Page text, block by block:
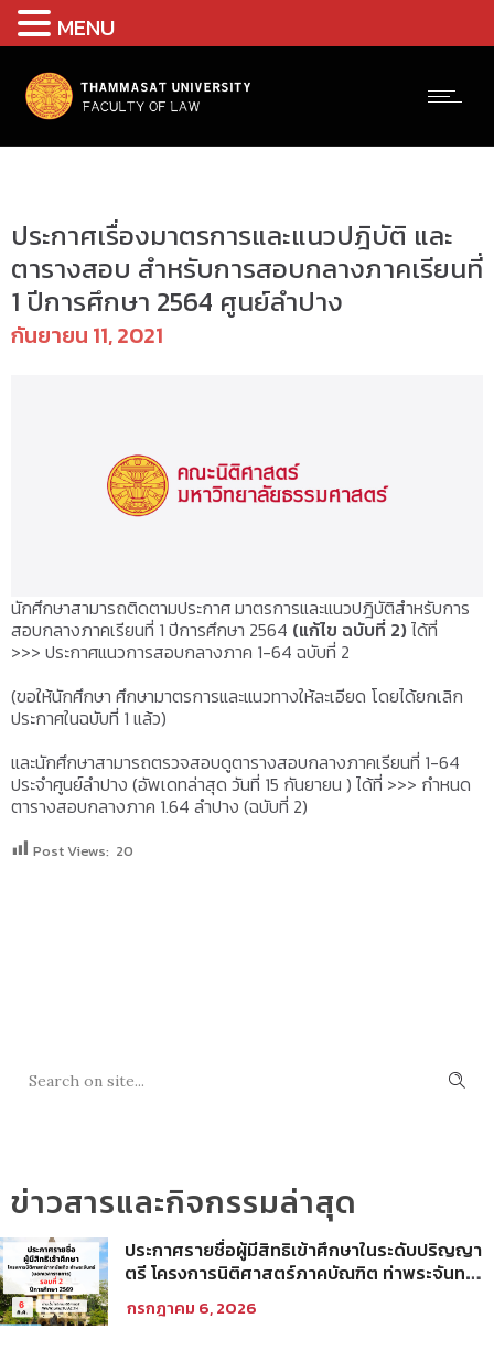
ประกาศเรื่องมาตรการและแนวปฎิบัติ และ
ตารางสอบ สำหรับการสอบกลางภาคเรียนที่
1 ปีการศึกษา 2564 ศูนย์ลำปาง
กันยายน 11, 2021
นักศึกษาสามารถติดตามประกาศ มาตรการและแนวปฎิบัติสำหรับการ
สอบกลางภาคเรียนที่ 1 ปีการศึกษา 2564 (แก้ไข ฉบับที่ 2)ได้ที่
>>> ประกาศแนวการสอบกลางภาค 1-64 ฉบับที่ 2
(ขอให้นักศึกษา ศึกษามาตรการและแนวทางให้ละเอียด โดยได้ยกเลิก
ประกาศในฉบับที่ 1 แล้ว)
และนักศึกษาสามารถตรวจสอบดูตารางสอบกลางภาคเรียนที่ 1-64
ประจำศูนย์ลำปาง (อัพเดทล่าสุด วันที่ 15 กันยายน ) ได้ที่ >>> กำหนด
ตารางสอบกลางภาค 1.64 ลำปาง (ฉบับที่ 2)
Post Views: 20
ข่าวสารและกิจกรรมล่าสุด
ประกาศรายชื่อผู้มีสิทธิเข้าศึกษาในระดับปริญญา
ตรี โครงการนิติศาสตร์ภาคบัณฑิต ท่าพระจันทร์
ศึกษา 2569 รอบที่ 2
กรกฎาคม 6, 2026
MENU